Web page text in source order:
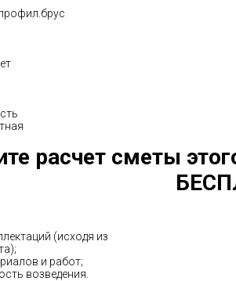
расчет сметы
(исходя из
и работ;
возведения.